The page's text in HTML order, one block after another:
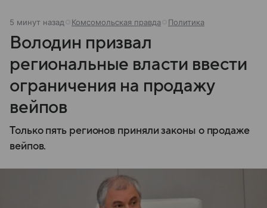
5 минут назад Комсомольская правда Политика
Володин призвал
региональные власти ввести
ограничения на продажу
вейпов
Только пять регионов приняли законы о продаже
вейпов.